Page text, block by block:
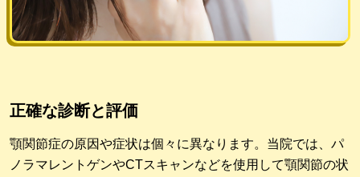
正確な診断と評価
顎関節症の原因や症状は個々に異なります。当院では、パ
ノラマレントゲンやCTスキャンなどを使用して顎関節の状